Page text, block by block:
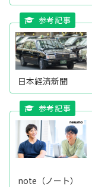
日本経済新聞
note（ノート）